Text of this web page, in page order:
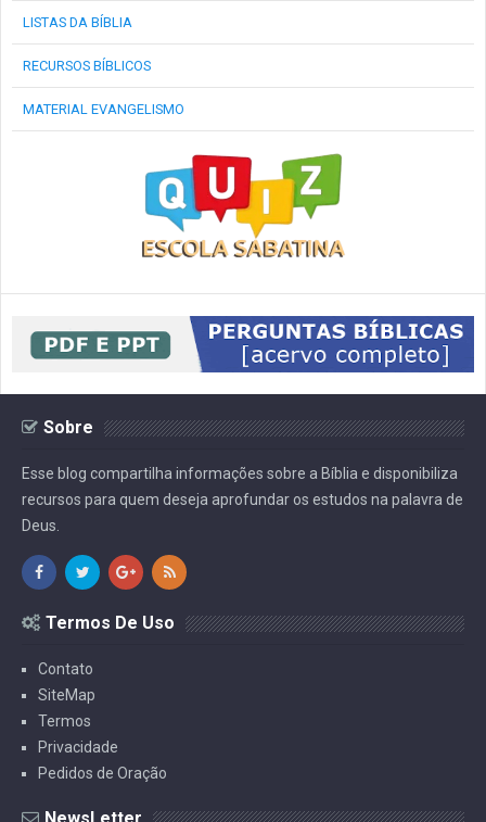
LISTAS DA BÍBLIA
RECURSOS BÍBLICOS
MATERIAL EVANGELISMO
Sobre
Esse blog compartilha informações sobre a Bíblia e disponibiliza
recursos para quem deseja aprofundar os estudos na palavra de
Deus.
Termos De Uso
Contato
SiteMap
Termos
Privacidade
Pedidos de Oração